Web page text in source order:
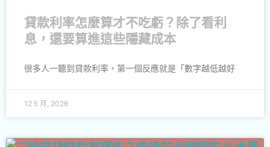
貸款利率怎麼算才不吃虧？除了看利
息，還要算進這些隱藏成本
很多人一聽到貸款利率，第一個反應就是「數字越低越好
12 5 月, 2026